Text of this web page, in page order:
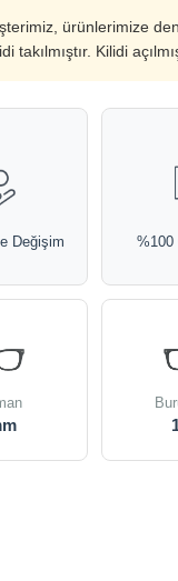
ürünlerimize
takılmıştır. Kilidi
Değişim %100